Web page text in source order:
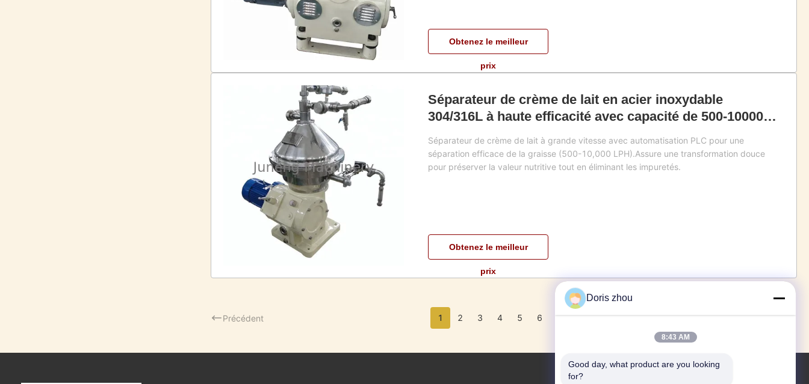
Obtenez le meilleur
prix
Séparateur de crème de lait en acier inoxydable
304/316L à haute efficacité avec capacité de 500-10000
LPH et décharge automatique par contrôle PLC
Séparateur de crème de lait à grande vitesse avec automatisation PLC pour une
séparation efficace de la graisse (500-10,000 LPH).Assure une transformation douce
pour préserver la valeur nutritive tout en éliminant les impuretés.
Obtenez le meilleur
prix
Précédent 1 2 3 4 5 6 7 8 Suivant
Doris zhou
8:43 AM
Good day, what product are you looking
for?